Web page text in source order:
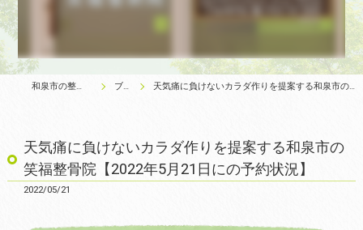
和泉市の整体は笑福整骨院 ブログ 天気痛に負けないカラダ作りを提案する和泉市の笑福整骨院【2022年5月21日にの予約状況】
天気痛に負けないカラダ作りを提案する和泉市の
笑福整骨院【2022年5月21日にの予約状況】
2022/05/21